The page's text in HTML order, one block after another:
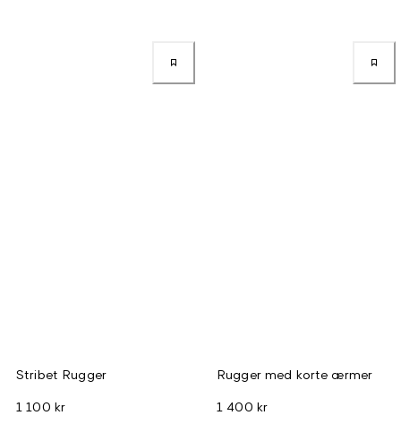
Stribet Rugger
1 100 kr
Rugger med korte ærmer
1 400 kr